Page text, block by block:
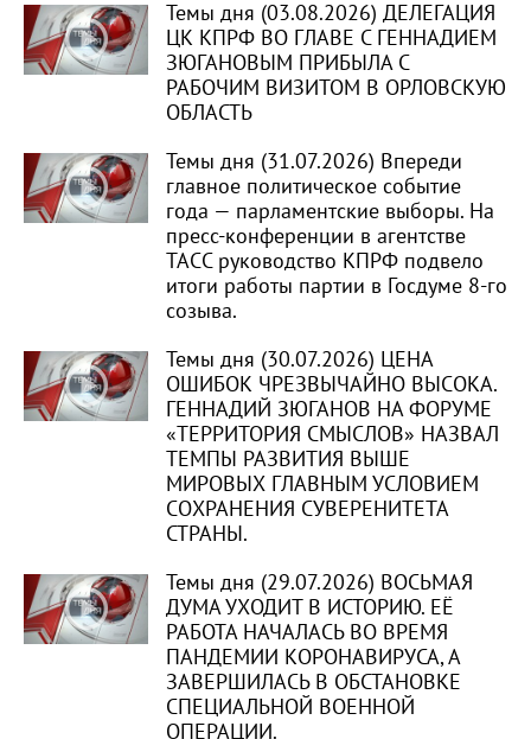
Темы дня (03.08.2026) ДЕЛЕГАЦИЯ
ЦК КПРФ ВО ГЛАВЕ С ГЕННАДИЕМ
ЗЮГАНОВЫМ ПРИБЫЛА С
РАБОЧИМ ВИЗИТОМ В ОРЛОВСКУЮ
ОБЛАСТЬ
Темы дня (31.07.2026) Впереди
главное политическое событие
года — парламентские выборы. На
пресс-конференции в агентстве
ТАСС руководство КПРФ подвело
итоги работы партии в Госдуме 8-го
созыва.
Темы дня (30.07.2026) ЦЕНА
ОШИБОК ЧРЕЗВЫЧАЙНО ВЫСОКА.
ГЕННАДИЙ ЗЮГАНОВ НА ФОРУМЕ
«ТЕРРИТОРИЯ СМЫСЛОВ» НАЗВАЛ
ТЕМПЫ РАЗВИТИЯ ВЫШЕ
МИРОВЫХ ГЛАВНЫМ УСЛОВИЕМ
СОХРАНЕНИЯ СУВЕРЕНИТЕТА
СТРАНЫ.
Темы дня (29.07.2026) ВОСЬМАЯ
ДУМА УХОДИТ В ИСТОРИЮ. ЕЁ
РАБОТА НАЧАЛАСЬ ВО ВРЕМЯ
ПАНДЕМИИ КОРОНАВИРУСА, А
ЗАВЕРШИЛАСЬ В ОБСТАНОВКЕ
СПЕЦИАЛЬНОЙ ВОЕННОЙ
ОПЕРАЦИИ.